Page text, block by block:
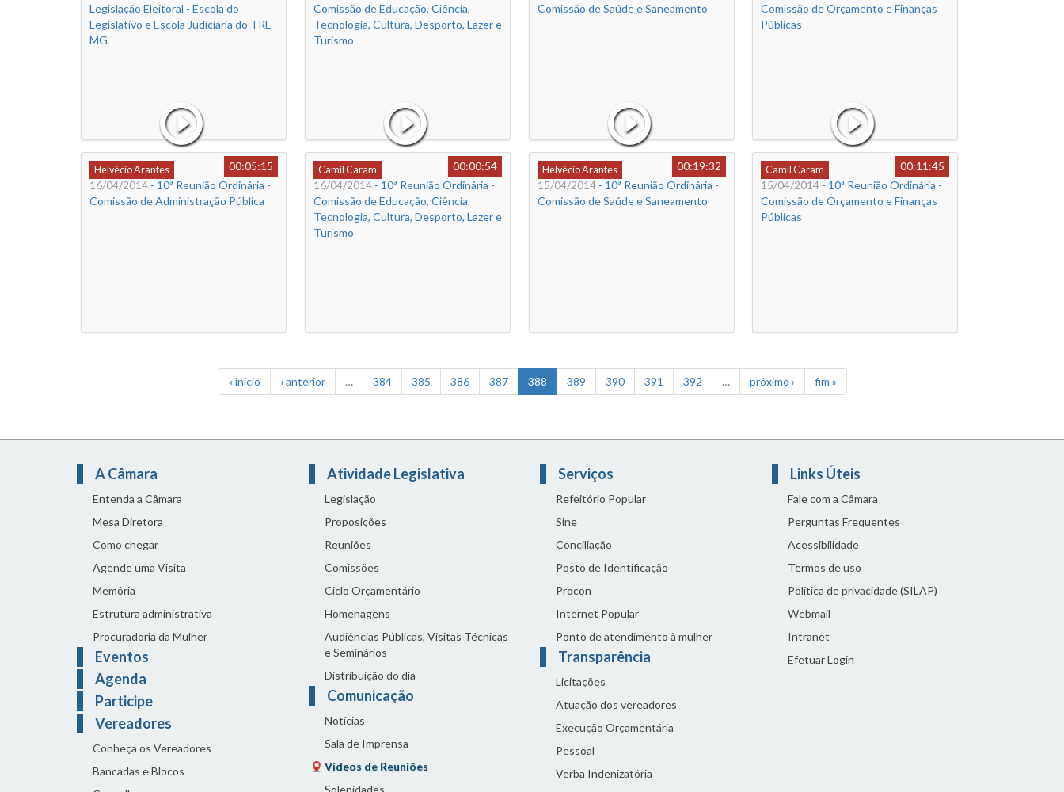
Legislação Eleitoral - Escola do
Legislativo e Escola Judiciária do TRE-
MG
Comissão de Educação, Ciência,
Tecnologia, Cultura, Desporto, Lazer e
Turismo
Comissão de Saúde e Saneamento
Comissão de Orçamento e Finanças
Públicas
Helvécio Arantes
00:05:15
16/04/2014 - 10ª Reunião Ordinária -
Comissão de Administração Pública
Camil Caram
00:00:54
16/04/2014- 10ª Reunião Ordinária -
Comissão de Educação, Ciência,
Tecnologia, Cultura, Desporto, Lazer e
Turismo
Helvécio Arantes
00:19:32
15/04/2014- 10ª Reunião Ordinária -
Comissão de Saúde e Saneamento
Camil Caram
00:11:45
15/04/2014 - 10ª Reunião Ordinária -
Comissão de Orçamento e Finanças
Públicas
« início ‹ anterior … 384 385 386 387 388 389 390 391 392 … próximo › fim »
A Câmara
Entenda a Câmara
Mesa Diretora
Como chegar
Agende uma Visita
Memória
Estrutura administrativa
Procuradoria da Mulher
Eventos
Agenda
Participe
Vereadores
Conheça os Vereadores
Bancadas e Blocos
Atividade Legislativa
Legislação
Proposições
Reuniões
Comissões
Ciclo Orçamentário
Homenagens
Audiências Públicas, Visitas Técnicas
e Seminários
Distribuição do dia
Comunicação
Notícias
Sala de Imprensa
Vídeos de Reuniões
Solenidades
Serviços
Refeitório Popular
Sine
Conciliação
Posto de Identificação
Procon
Internet Popular
Ponto de atendimento à mulher
Transparência
Licitações
Atuação dos vereadores
Execução Orçamentária
Pessoal
Verba Indenizatória
Links Úteis
Fale com a Câmara
Perguntas Frequentes
Acessibilidade
Termos de uso
Política de privacidade (SILAP)
Webmail
Intranet
Efetuar Login